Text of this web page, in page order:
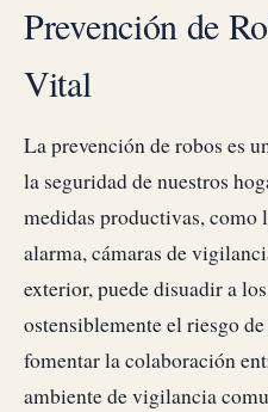
Prevención de
Vital
La prevención de robos es
la seguridad de nuestros
medidas productivas, como
alarma, cámaras de
exterior, puede disuadir a
ostensiblemente el riesgo
fomentar la colaboración
ambiente de vigilancia